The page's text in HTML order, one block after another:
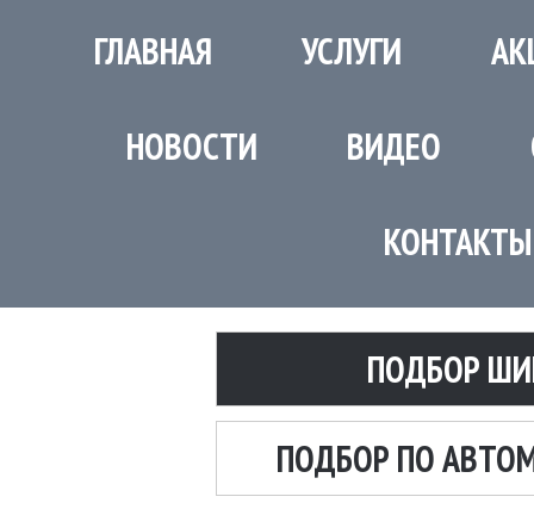
ГЛАВНАЯ УСЛУГИ
НОВОСТИ ВИДЕО
КОНТАКТЫ
ПОДБОР
ПОДБОР ПО